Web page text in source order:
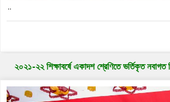
..
২০২১-২২ শিক্ষাবর্ষে একাদশ শ্রেণিতে ভর্তিকৃত নবাগত